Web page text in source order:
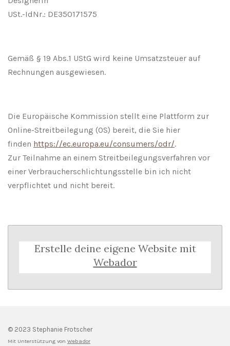
USt.-IdNr.: DE350171575
Gemäß § 19 Abs.1 UStG wird keine Umsatzsteuer auf
Rechnungen ausgewiesen.
Die Europäische Kommission stellt eine Plattform zur
Online-Streitbeilegung (OS) bereit, die Sie hier
finden https://ec.europa.eu/consumers/odr/.
Zur Teilnahme an einem Streitbeilegungsverfahren vor
einer Verbraucherschlichtungsstelle bin ich nicht
verpflichtet und nicht bereit.
Erstelle deine eigene Website mit
Webador
© 2023 Stephanie Frotscher
Mit Unterstützung von Webador